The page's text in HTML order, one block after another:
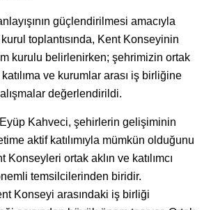
güçlendirilmesi amacıyla
toplantısında, Kent Konseyinin
kurulu belirlenirken; şehrimizin ortak
ve kurumlar arası iş birliğine
değerlendirildi.
Kahveci, şehirlerin gelişiminin
aktif katılımıyla mümkün olduğunu
Konseyleri ortak aklın ve katılımcı
temsilcilerinden biridir.
Konseyi arasındaki iş birliği